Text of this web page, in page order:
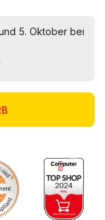
5. Oktober bei